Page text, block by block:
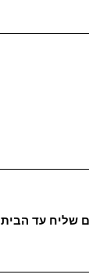
שליח עד הבית